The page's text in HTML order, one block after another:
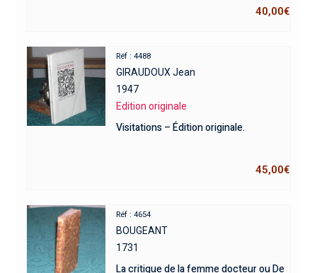
40,00€
Réf : 4488
GIRAUDOUX Jean
1947
Edition originale
Visitations – Édition originale.
45,00€
Réf : 4654
BOUGEANT
1731
La critique de la femme docteur ou De